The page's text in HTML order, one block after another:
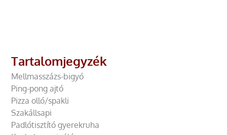
Tartalomjegyzék
Mellmasszázs-bigyó
Ping-pong ajtó
Pizza olló/spakli
Szakállsapi
Padlótisztító gyerekruha